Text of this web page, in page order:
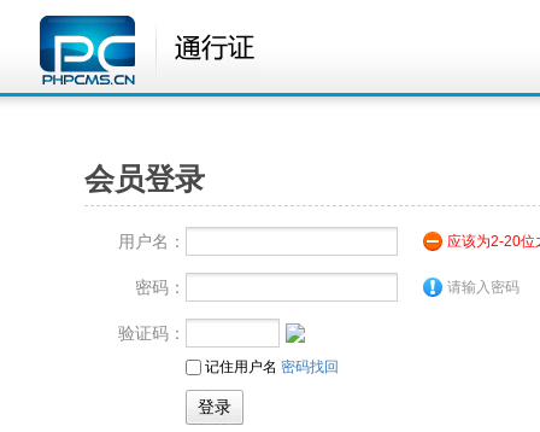
会员登录
用户名： 应该为2-20位
密码： 请输入密码
验证码：
记住用户名 密码找回